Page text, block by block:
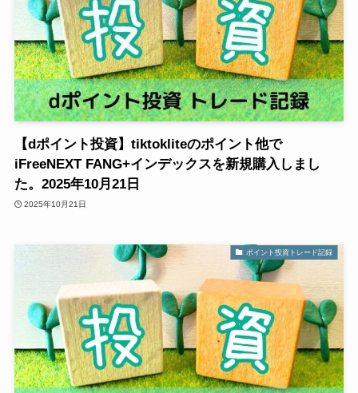
【dポイント投資】tiktokliteのポイント他で
iFreeNEXT FANG+インデックスを新規購入しまし
た。2025年10月21日
2025年10月21日
ポイント投資トレード記録